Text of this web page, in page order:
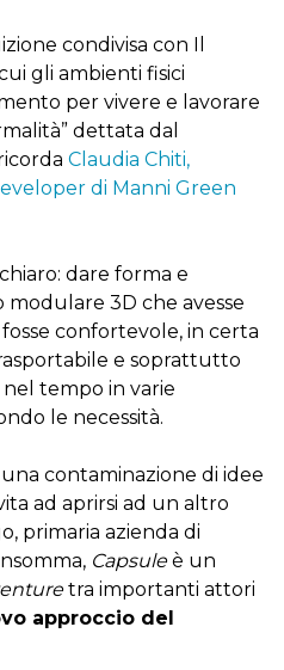
condivisa con Il
gli ambienti fisici
per vivere e lavorare
dettata dal
Claudia Chiti,
di Manni Green
dare forma e
3D che avesse
confortevole, in certa
e soprattutto
tempo in varie
le necessità.
contaminazione di idee
ad aprirsi ad un altro
primaria azienda di
Capsuleè un
tra importanti attori
approccio del